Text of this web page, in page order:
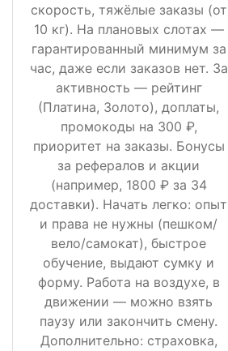
скорость, тяжёлые заказы (от
10 кг). На плановых слотах —
гарантированный минимум за
час, даже если заказов нет. За
активность — рейтинг
(Платина, Золото), доплаты,
промокоды на 300 ₽,
приоритет на заказы. Бонусы
за рефералов и акции
(например, 1800 ₽ за 34
доставки). Начать легко: опыт
и права не нужны (пешком/
вело/самокат), быстрое
обучение, выдают сумку и
форму. Работа на воздухе, в
движении — можно взять
паузу или закончить смену.
Дополнительно: страховка,